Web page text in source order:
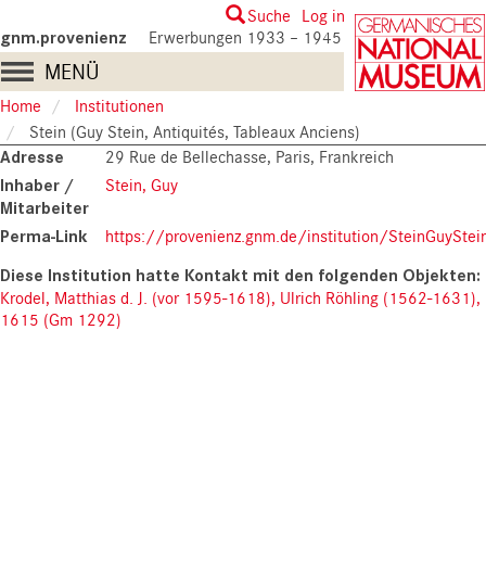
to
main
content
User
account
menu
Suche Log in
gnm.provenienz Erwerbungen 1933 – 1945
Main
navigation
MENÜ
Home
Institutionen
Stein (Guy Stein, Antiquités, Tableaux Anciens)
Adresse 29 Rue de Bellechasse, Paris, Frankreich
Inhaber /
Mitarbeiter
Stein, Guy
Perma-Link https://provenienz.gnm.de/institution/
Krodel, Matthias d. J. (vor 1595-1618), Ulrich Röhling (1562-1631),
1615 (Gm 1292)